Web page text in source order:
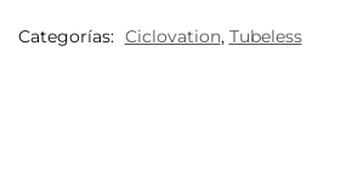
Categorías: Ciclovation, Tubeless